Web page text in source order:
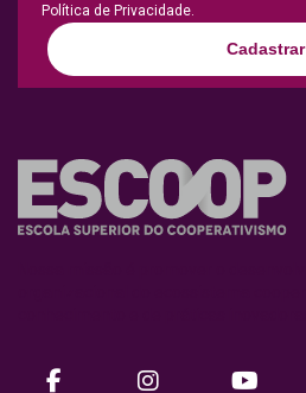
Política de Privacidade.
Cadastrar
facebookinstagram